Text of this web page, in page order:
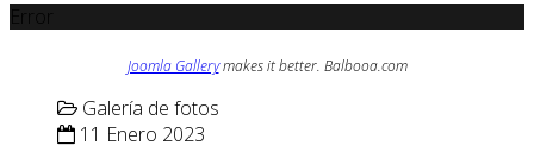
Joomla Gallerymakes it better. Balbooa.com
Galería de fotos
11 Enero 2023